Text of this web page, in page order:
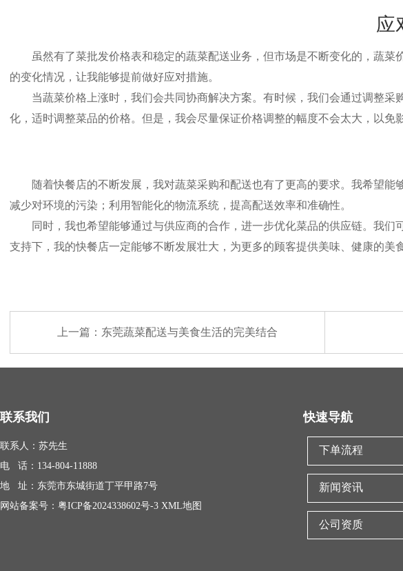
应
虽然有了菜批发价格表和稳定的蔬菜配送业务，但市场是不断变化的，蔬菜
的变化情况，让我能够提前做好应对措施。
当蔬菜价格上涨时，我们会共同协商解决方案。有时候，我们会通过调整采
化，适时调整菜品的价格。但是，我会尽量保证价格调整的幅度不会太大，以免
随着快餐店的不断发展，我对蔬菜采购和配送也有了更高的要求。我希望能
减少对环境的污染；利用智能化的物流系统，提高配送效率和准确性。
同时，我也希望能够通过与供应商的合作，进一步优化菜品的供应链。我们
支持下，我的快餐店一定能够不断发展壮大，为更多的顾客提供美味、健康的美食
上一篇： 东莞蔬菜配送与美食生活的完美结合
联系我们
联系人：苏先生
电 话：134-804-11888
地 址：东莞市东城街道丁平甲路7号
网站备案号： 粤ICP备2024338602号-3 XML地图
快速导航
下单流程
新闻资讯
公司资质